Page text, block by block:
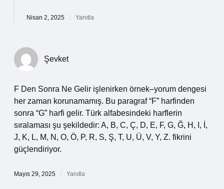
Nisan 2, 2025 Yanıtla
Şevket
F Den Sonra Ne Gelir işlenirken örnek–yorum dengesi
her zaman korunamamış. Bu paragraf “F” harfinden
sonra “G” harfi gelir. Türk alfabesindeki harflerin
sıralaması şu şekildedir: A, B, C, Ç, D, E, F, G, Ğ, H, I, İ,
J, K, L, M, N, O, Ö, P, R, S, Ş, T, U, Ü, V, Y, Z. fikrini
güçlendiriyor.
Mayıs 29, 2025 Yanıtla